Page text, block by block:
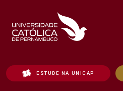
ESTUDE NA UNICAP